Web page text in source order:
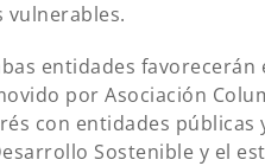
vulnerables.
entidades
por Asociación
con entidades
Sostenible y el